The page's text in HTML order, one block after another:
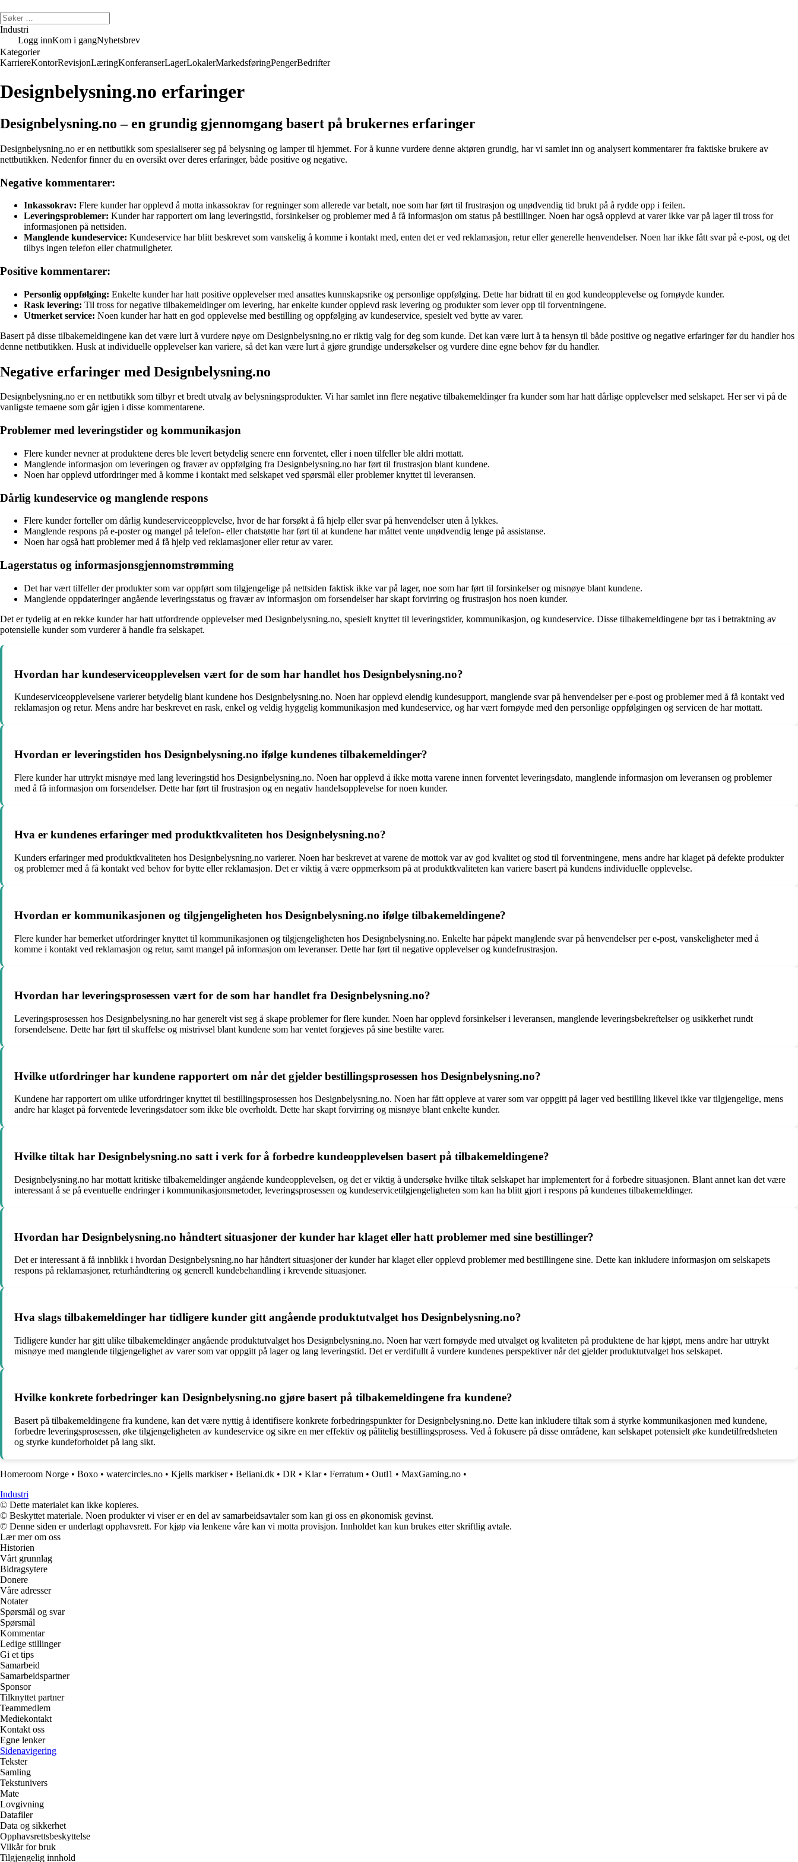
Industri
Logg innKom i gangNyhetsbrev
Kategorier
KarriereKontorRevisjonLæringKonferanserLagerLokalerMarkedsføringPengerBedrifter
Designbelysning.no erfaringer
Designbelysning.no – en grundig gjennomgang basert på brukernes erfaringer
Designbelysning.no er en nettbutikk som spesialiserer seg på belysning og lamper til hjemmet. For å kunne vurdere denne aktøren grundig, har vi samlet inn og analysert kommentarer fra faktiske brukere av
nettbutikken. Nedenfor finner du en oversikt over deres erfaringer, både positive og negative.
Negative kommentarer:
Inkassokrav: Flere kunder har opplevd å motta inkassokrav for regninger som allerede var betalt, noe som har ført til frustrasjon og unødvendig tid brukt på å rydde opp i feilen.
Leveringsproblemer: Kunder har rapportert om lang leveringstid, forsinkelser og problemer med å få informasjon om status på bestillinger. Noen har også opplevd at varer ikke var på lager til tross for
informasjonen på nettsiden.
Manglende kundeservice: Kundeservice har blitt beskrevet som vanskelig å komme i kontakt med, enten det er ved reklamasjon, retur eller generelle henvendelser. Noen har ikke fått svar på e-post, og det
tilbys ingen telefon eller chatmuligheter.
Positive kommentarer:
Personlig oppfølging: Enkelte kunder har hatt positive opplevelser med ansattes kunnskapsrike og personlige oppfølging. Dette har bidratt til en god kundeopplevelse og fornøyde kunder.
Rask levering: Til tross for negative tilbakemeldinger om levering, har enkelte kunder opplevd rask levering og produkter som lever opp til forventningene.
Utmerket service: Noen kunder har hatt en god opplevelse med bestilling og oppfølging av kundeservice, spesielt ved bytte av varer.
Basert på disse tilbakemeldingene kan det være lurt å vurdere nøye om Designbelysning.no er riktig valg for deg som kunde. Det kan være lurt å ta hensyn til både positive og negative erfaringer før du handler hos
denne nettbutikken. Husk at individuelle opplevelser kan variere, så det kan være lurt å gjøre grundige undersøkelser og vurdere dine egne behov før du handler.
Negative erfaringer med Designbelysning.no
Designbelysning.no er en nettbutikk som tilbyr et bredt utvalg av belysningsprodukter. Vi har samlet inn flere negative tilbakemeldinger fra kunder som har hatt dårlige opplevelser med selskapet. Her ser vi på de
vanligste temaene som går igjen i disse kommentarene.
Problemer med leveringstider og kommunikasjon
Flere kunder nevner at produktene deres ble levert betydelig senere enn forventet, eller i noen tilfeller ble aldri mottatt.
Manglende informasjon om leveringen og fravær av oppfølging fra Designbelysning.no har ført til frustrasjon blant kundene.
Noen har opplevd utfordringer med å komme i kontakt med selskapet ved spørsmål eller problemer knyttet til leveransen.
Dårlig kundeservice og manglende respons
Flere kunder forteller om dårlig kundeserviceopplevelse, hvor de har forsøkt å få hjelp eller svar på henvendelser uten å lykkes.
Manglende respons på e-poster og mangel på telefon- eller chatstøtte har ført til at kundene har måttet vente unødvendig lenge på assistanse.
Noen har også hatt problemer med å få hjelp ved reklamasjoner eller retur av varer.
Lagerstatus og informasjonsgjennomstrømming
Det har vært tilfeller der produkter som var oppført som tilgjengelige på nettsiden faktisk ikke var på lager, noe som har ført til forsinkelser og misnøye blant kundene.
Manglende oppdateringer angående leveringsstatus og fravær av informasjon om forsendelser har skapt forvirring og frustrasjon hos noen kunder.
Det er tydelig at en rekke kunder har hatt utfordrende opplevelser med Designbelysning.no, spesielt knyttet til leveringstider, kommunikasjon, og kundeservice. Disse tilbakemeldingene bør tas i betraktning av
potensielle kunder som vurderer å handle fra selskapet.
Hvordan har kundeserviceopplevelsen vært for de som har handlet hos Designbelysning.no?
Kundeserviceopplevelsene varierer betydelig blant kundene hos Designbelysning.no. Noen har opplevd elendig kundesupport, manglende svar på henvendelser per e-post og problemer med å få kontakt ved
reklamasjon og retur. Mens andre har beskrevet en rask, enkel og veldig hyggelig kommunikasjon med kundeservice, og har vært fornøyde med den personlige oppfølgingen og servicen de har mottatt.
Hvordan er leveringstiden hos Designbelysning.no ifølge kundenes tilbakemeldinger?
Flere kunder har uttrykt misnøye med lang leveringstid hos Designbelysning.no. Noen har opplevd å ikke motta varene innen forventet leveringsdato, manglende informasjon om leveransen og problemer
med å få informasjon om forsendelser. Dette har ført til frustrasjon og en negativ handelsopplevelse for noen kunder.
Hva er kundenes erfaringer med produktkvaliteten hos Designbelysning.no?
Kunders erfaringer med produktkvaliteten hos Designbelysning.no varierer. Noen har beskrevet at varene de mottok var av god kvalitet og stod til forventningene, mens andre har klaget på defekte produkter
og problemer med å få kontakt ved behov for bytte eller reklamasjon. Det er viktig å være oppmerksom på at produktkvaliteten kan variere basert på kundens individuelle opplevelse.
Hvordan er kommunikasjonen og tilgjengeligheten hos Designbelysning.no ifølge tilbakemeldingene?
Flere kunder har bemerket utfordringer knyttet til kommunikasjonen og tilgjengeligheten hos Designbelysning.no. Enkelte har påpekt manglende svar på henvendelser per e-post, vanskeligheter med å
komme i kontakt ved reklamasjon og retur, samt mangel på informasjon om leveranser. Dette har ført til negative opplevelser og kundefrustrasjon.
Hvordan har leveringsprosessen vært for de som har handlet fra Designbelysning.no?
Leveringsprosessen hos Designbelysning.no har generelt vist seg å skape problemer for flere kunder. Noen har opplevd forsinkelser i leveransen, manglende leveringsbekreftelser og usikkerhet rundt
forsendelsene. Dette har ført til skuffelse og mistrivsel blant kundene som har ventet forgjeves på sine bestilte varer.
Hvilke utfordringer har kundene rapportert om når det gjelder bestillingsprosessen hos Designbelysning.no?
Kundene har rapportert om ulike utfordringer knyttet til bestillingsprosessen hos Designbelysning.no. Noen har fått oppleve at varer som var oppgitt på lager ved bestilling likevel ikke var tilgjengelige, mens
andre har klaget på forventede leveringsdatoer som ikke ble overholdt. Dette har skapt forvirring og misnøye blant enkelte kunder.
Hvilke tiltak har Designbelysning.no satt i verk for å forbedre kundeopplevelsen basert på tilbakemeldingene?
Designbelysning.no har mottatt kritiske tilbakemeldinger angående kundeopplevelsen, og det er viktig å undersøke hvilke tiltak selskapet har implementert for å forbedre situasjonen. Blant annet kan det være
interessant å se på eventuelle endringer i kommunikasjonsmetoder, leveringsprosessen og kundeservicetilgjengeligheten som kan ha blitt gjort i respons på kundenes tilbakemeldinger.
Hvordan har Designbelysning.no håndtert situasjoner der kunder har klaget eller hatt problemer med sine bestillinger?
Det er interessant å få innblikk i hvordan Designbelysning.no har håndtert situasjoner der kunder har klaget eller opplevd problemer med bestillingene sine. Dette kan inkludere informasjon om selskapets
respons på reklamasjoner, returhåndtering og generell kundebehandling i krevende situasjoner.
Hva slags tilbakemeldinger har tidligere kunder gitt angående produktutvalget hos Designbelysning.no?
Tidligere kunder har gitt ulike tilbakemeldinger angående produktutvalget hos Designbelysning.no. Noen har vært fornøyde med utvalget og kvaliteten på produktene de har kjøpt, mens andre har uttrykt
misnøye med manglende tilgjengelighet av varer som var oppgitt på lager og lang leveringstid. Det er verdifullt å vurdere kundenes perspektiver når det gjelder produktutvalget hos selskapet.
Hvilke konkrete forbedringer kan Designbelysning.no gjøre basert på tilbakemeldingene fra kundene?
Basert på tilbakemeldingene fra kundene, kan det være nyttig å identifisere konkrete forbedringspunkter for Designbelysning.no. Dette kan inkludere tiltak som å styrke kommunikasjonen med kundene,
forbedre leveringsprosessen, øke tilgjengeligheten av kundeservice og sikre en mer effektiv og pålitelig bestillingsprosess. Ved å fokusere på disse områdene, kan selskapet potensielt øke kundetilfredsheten
og styrke kundeforholdet på lang sikt.
Homeroom Norge • Boxo • watercircles.no • Kjells markiser• Beliani.dk • DR • Klar• Ferratum • Outl1 • MaxGaming.no •
Industri
© Dette materialet kan ikke kopieres.
© Beskyttet materiale. Noen produkter vi viser er en del av samarbeidsavtaler som kan gi oss en økonomisk gevinst.
© Denne siden er underlagt opphavsrett. For kjøp via lenkene våre kan vi motta provisjon. Innholdet kan kun brukes etter skriftlig avtale.
Lær mer om oss
Historien
Vårt grunnlag
Bidragsytere
Donere
Våre adresser
Notater
Spørsmål og svar
Spørsmål
Kommentar
Ledige stillinger
Gi et tips
Samarbeid
Samarbeidspartner
Sponsor
Tilknyttet partner
Teammedlem
Mediekontakt
Kontakt oss
Egne lenker
Sidenavigering
Tekster
Samling
Tekstunivers
Mate
Lovgivning
Datafiler
Data og sikkerhet
Opphavsrettsbeskyttelse
Vilkår for bruk
Tilgjengelig innhold